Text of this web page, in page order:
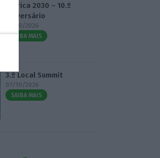
Fábrica 2030 – 10.º
Aniversário
14/10/2026
SAIBA MAIS
3.º Local Summit
07/10/2026
SAIBA MAIS